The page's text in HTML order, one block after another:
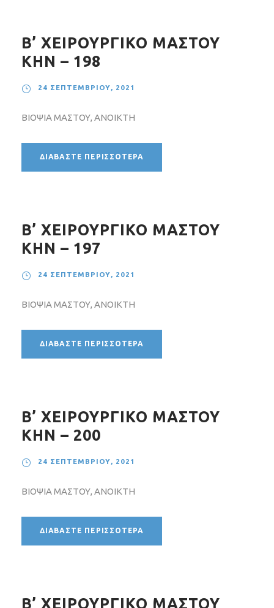
Β’ ΧΕΙΡΟΥΡΓΙΚΟ ΜΑΣΤΟΥ
ΚΗΝ – 198
24 ΣΕΠΤΕΜΒΡΊΟΥ, 2021
ΒΙΟΨΙΑ ΜΑΣΤΟΥ, ΑΝΟΙΚΤΗ
ΔΙΑΒΆΣΤΕ ΠΕΡΙΣΣΌΤΕΡΑ
Β’ ΧΕΙΡΟΥΡΓΙΚΟ ΜΑΣΤΟΥ
ΚΗΝ – 197
24 ΣΕΠΤΕΜΒΡΊΟΥ, 2021
ΒΙΟΨΙΑ ΜΑΣΤΟΥ, ΑΝΟΙΚΤΗ
ΔΙΑΒΆΣΤΕ ΠΕΡΙΣΣΌΤΕΡΑ
Β’ ΧΕΙΡΟΥΡΓΙΚΟ ΜΑΣΤΟΥ
ΚΗΝ – 200
24 ΣΕΠΤΕΜΒΡΊΟΥ, 2021
ΒΙΟΨΙΑ ΜΑΣΤΟΥ, ΑΝΟΙΚΤΗ
ΔΙΑΒΆΣΤΕ ΠΕΡΙΣΣΌΤΕΡΑ
Β’ ΧΕΙΡΟΥΡΓΙΚΟ ΜΑΣΤΟΥ